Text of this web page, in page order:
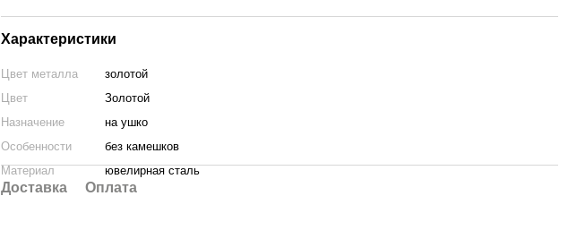
Характеристики
Цвет металла
золотой
Цвет
Золотой
Назначение
на ушко
Особенности
без камешков
Материал
ювелирная сталь
Доставка Оплата